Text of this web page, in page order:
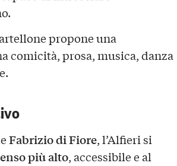
propone una
comicità, prosa, musica, danza
Fabrizio di Fiore, l’Alfieri si
più alto, accessibile e al